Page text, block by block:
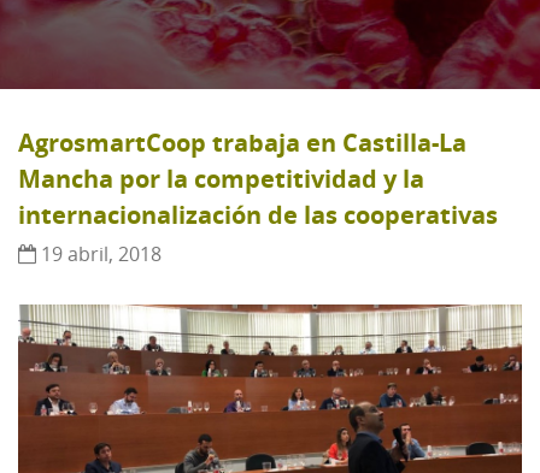
AgrosmartCoop trabaja en Castilla-La
Mancha por la competitividad y la
internacionalización de las cooperativas
19 abril, 2018